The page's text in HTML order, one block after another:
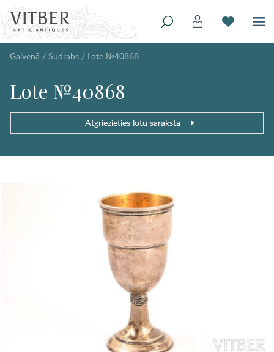
Galvenā / Sudrabs / Lote №40868
Lote №40868
Atgriezieties lotu sarakstā